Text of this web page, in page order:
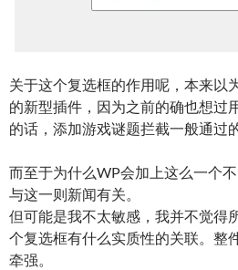
关于这个复选框的作用呢，本来以
的新型插件，因为之前的确也想过
的话，添加游戏谜题拦截一般通过
而至于为什么WP会加上这么一个
与这一则新闻有关。
但可能是我不太敏感，我并不觉得
个复选框有什么实质性的关联。整
牵强。